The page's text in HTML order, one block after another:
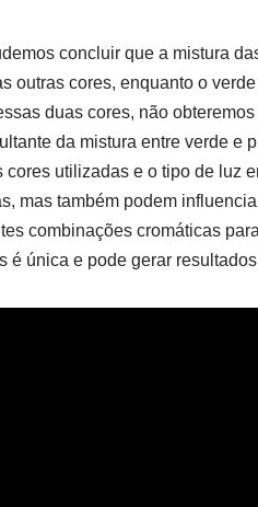
concluir que a mistura
outras cores, enquanto o
duas cores, não
da mistura entre verde e
cores utilizadas e o tipo de luz
mas também podem
combinações cromáticas
é única e pode gerar